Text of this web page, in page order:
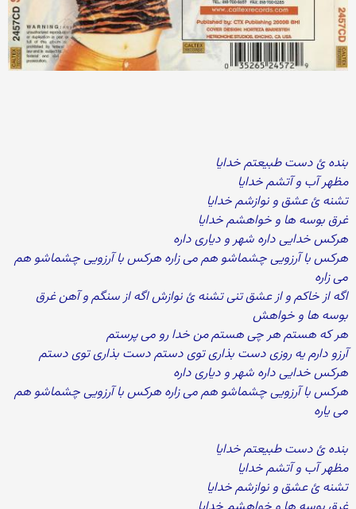
بنده ئ دست طبیعتم خدایا
مظهر آب و آتشم خدایا
تشنه ئ عشق و نوازشم خدایا
غرق بوسه ها و خواهشم خدایا
هرکس خدایی داره شهر و دیاری داره
هرکس با آرزویی چشماشو هم می زاره هرکس با آرزویی چشماشو هم
می زاره
اگه از خاکم و از عشق تنی تشنه ئ نوازش اگه از سنگم و آهن غرق
بوسه ها و خواهش
هر که هستم هر چی هستم من خدا رو می پرستم
آرزو دارم یه روزی دست بذاری توی دستم دست بذاری توی دستم
هرکس خدایی داره شهر و دیاری داره
هرکس با آرزویی چشماشو هم می زاره هرکس با آرزویی چشماشو هم
می یاره
بنده ئ دست طبیعتم خدایا
مظهر آب و آتشم خدایا
تشنه ئ عشق و نوازشم خدایا